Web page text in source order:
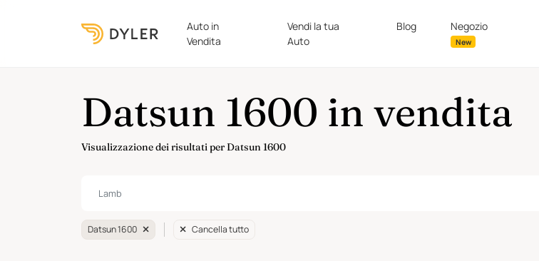
Auto in
Vendita
Vendi la tua
Auto
Blog Negozio
New
Datsun 1600 in vendita
Visualizzazione dei risultati per Datsun 1600
Datsun 1600 Cancella tutto